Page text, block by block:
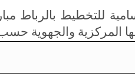
للتخطيط بالرباط
المركزية والجهوية